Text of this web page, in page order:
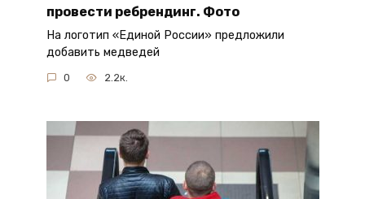
провести ребрендинг. Фото
На логотип «Единой России» предложили
добавить медведей
0 2.2к.